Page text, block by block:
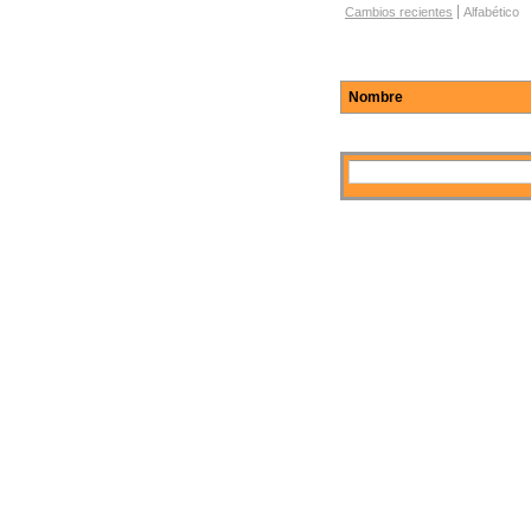
Opciones de navegación
Cambios recientes Alfabético
Nombre